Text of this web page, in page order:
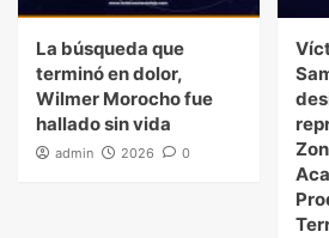
La búsqueda que
terminó en dolor,
Wilmer Morocho fue
hallado sin vida
admin 2026 0